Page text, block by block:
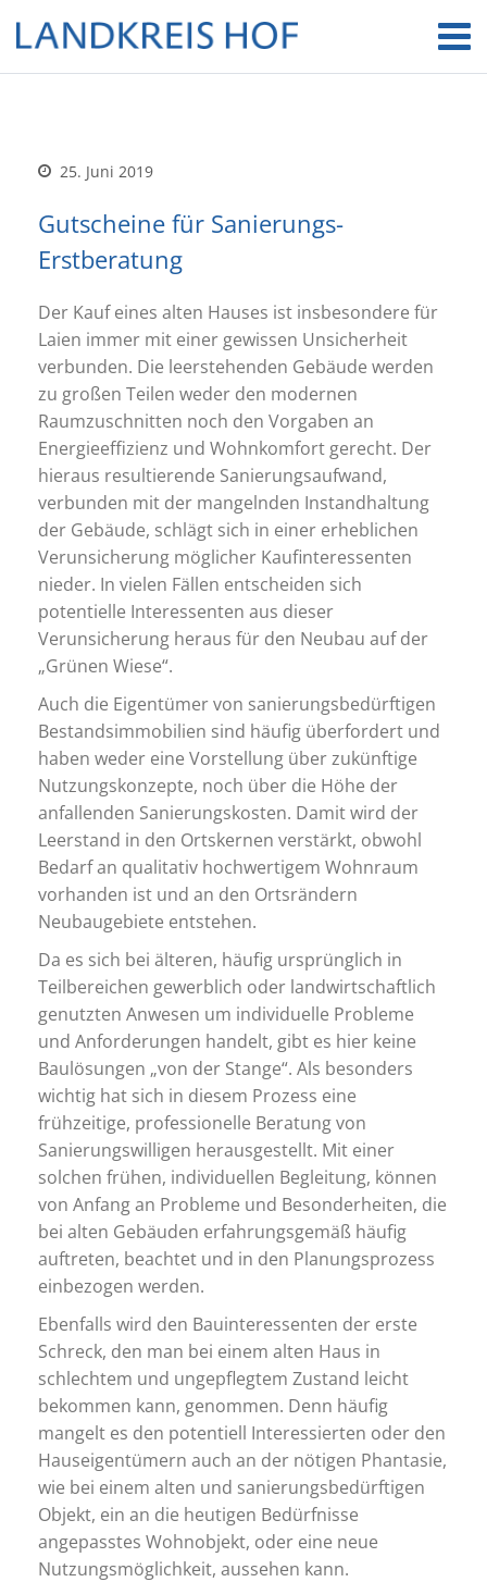
25. Juni 2019
Gutscheine für Sanierungs-
Erstberatung
Der Kauf eines alten Hauses ist insbesondere für
Laien immer mit einer gewissen Unsicherheit
verbunden. Die leerstehenden Gebäude werden
zu großen Teilen weder den modernen
Raumzuschnitten noch den Vorgaben an
Energieeffizienz und Wohnkomfort gerecht. Der
hieraus resultierende Sanierungsaufwand,
verbunden mit der mangelnden Instandhaltung
der Gebäude, schlägt sich in einer erheblichen
Verunsicherung möglicher Kaufinteressenten
nieder. In vielen Fällen entscheiden sich
potentielle Interessenten aus dieser
Verunsicherung heraus für den Neubau auf der
„Grünen Wiese“.
Auch die Eigentümer von sanierungsbedürftigen
Bestandsimmobilien sind häufig überfordert und
haben weder eine Vorstellung über zukünftige
Nutzungskonzepte, noch über die Höhe der
anfallenden Sanierungskosten. Damit wird der
Leerstand in den Ortskernen verstärkt, obwohl
Bedarf an qualitativ hochwertigem Wohnraum
vorhanden ist und an den Ortsrändern
Neubaugebiete entstehen.
Da es sich bei älteren, häufig ursprünglich in
Teilbereichen gewerblich oder landwirtschaftlich
genutzten Anwesen um individuelle Probleme
und Anforderungen handelt, gibt es hier keine
Baulösungen „von der Stange“. Als besonders
wichtig hat sich in diesem Prozess eine
frühzeitige, professionelle Beratung von
Sanierungswilligen herausgestellt. Mit einer
solchen frühen, individuellen Begleitung, können
von Anfang an Probleme und Besonderheiten, die
bei alten Gebäuden erfahrungsgemäß häufig
auftreten, beachtet und in den Planungsprozess
einbezogen werden.
Ebenfalls wird den Bauinteressenten der erste
Schreck, den man bei einem alten Haus in
schlechtem und ungepflegtem Zustand leicht
bekommen kann, genommen. Denn häufig
mangelt es den potentiell Interessierten oder den
Hauseigentümern auch an der nötigen Phantasie,
wie bei einem alten und sanierungsbedürftigen
Objekt, ein an die heutigen Bedürfnisse
angepasstes Wohnobjekt, oder eine neue
Nutzungsmöglichkeit, aussehen kann.